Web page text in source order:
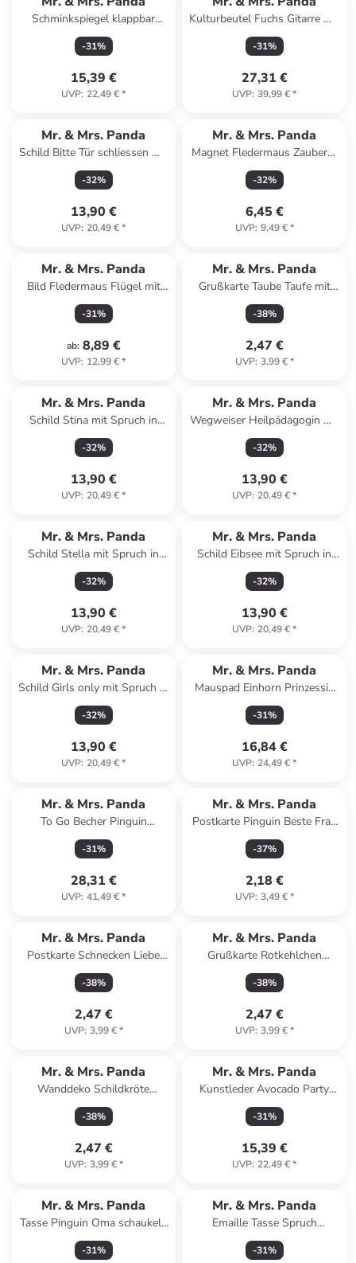
Schminkspiegel klappbar
Nachtfalter Schneemann ... in
Eisblau
-31%
15,39 €
UVP: 22,49 €*
Kulturbeutel Fuchs Gitarre mit
Spruch in Türkis Pastell
-31%
27,31 €
UVP: 39,99 €*
Mr. & Mrs. Panda
Schild Bitte Tür schliessen mit
Spruch in Keine Angabe
-32%
13,90 €
UVP: 20,49 €*
Mr. & Mrs. Panda
Magnet Fledermaus Zauberer
mit Spruch in Gelb Pastell
-32%
6,45 €
UVP: 9,49 €*
Mr. & Mrs. Panda
Bild Fledermaus Flügel mit
Spruch in Gelb Pastell
-31%
ab: 8,89 €
UVP: 12,99 €*
Mr. & Mrs. Panda
Grußkarte Taube Taufe mit
Spruch in Weiß
-38%
2,47 €
UVP: 3,99 €*
Mr. & Mrs. Panda
Schild Stina mit Spruch in
Keine Angabe
-32%
13,90 €
UVP: 20,49 €*
Mr. & Mrs. Panda
Wegweiser Heilpädagogin mit
Spruch in Keine Angabe
-32%
13,90 €
UVP: 20,49 €*
Mr. & Mrs. Panda
Schild Stella mit Spruch in
Keine Angabe
-32%
13,90 €
UVP: 20,49 €*
Mr. & Mrs. Panda
Schild Eibsee mit Spruch in
Keine Angabe
-32%
13,90 €
UVP: 20,49 €*
Mr. & Mrs. Panda
Schild Girls only mit Spruch in
Keine Angabe
-32%
13,90 €
UVP: 20,49 €*
Mr. & Mrs. Panda
Mauspad Einhorn Prinzessin
mit Spruch in Schwarz
-31%
16,84 €
UVP: 24,49 €*
Mr. & Mrs. Panda
To Go Becher Pinguin
Weihnachtsbaum mit Spruch
in Weiß
-31%
28,31 €
UVP: 41,49 €*
Mr. & Mrs. Panda
Postkarte Pinguin Beste Frau
der Welt mit Spruch in Weiß
-37%
2,18 €
UVP: 3,49 €*
Mr. & Mrs. Panda
Postkarte Schnecken Liebe
mit Spruch in Weiß
-38%
2,47 €
UVP: 3,99 €*
Mr. & Mrs. Panda
Grußkarte Rotkehlchen
Weihnachten mit Spruch in
Eisblau
-38%
2,47 €
UVP: 3,99 €*
Mr. & Mrs. Panda
Wanddeko Schildkröte
MHerzieren mit Spruch in Blau
Pastell
-38%
2,47 €
UVP: 3,99 €*
Mr. & Mrs. Panda
Kunstleder Avocado Party
ohne Spruch in Gelb Pastell
-31%
15,39 €
UVP: 22,49 €*
Mr. & Mrs. Panda
Tasse Pinguin Oma schaukeln
mit Spruch in Grau Pastell
-31%
Mr. & Mrs. Panda
Emaille Tasse Spruch
Erleuchtung und Freiheit m...
in Weiß
-31%